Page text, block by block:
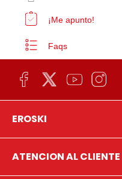
¡Me apunto!
Faqs
EROSKI
ATENCION AL CLIENTE